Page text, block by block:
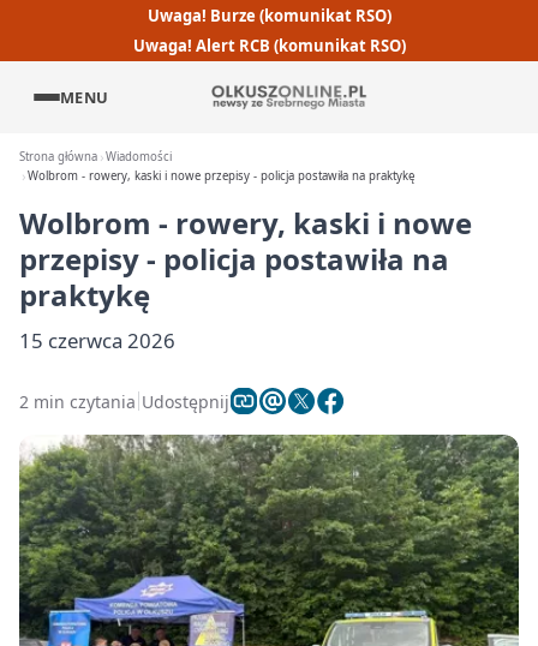
Uwaga! Burze (komunikat RSO)
Uwaga! Alert RCB (komunikat RSO)
MENU
Strona główna Wiadomości
Wolbrom - rowery, kaski i nowe przepisy - policja postawiła na praktykę
Wolbrom - rowery, kaski i nowe
przepisy - policja postawiła na
praktykę
15 czerwca 2026
2 min czytania Udostępnij